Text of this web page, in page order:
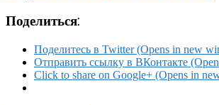
Поделиться:
Поделитесь в Twitter (Opens in new
Отправить ссылку в ВКонтакте
Click to share on Google+ (Opens in